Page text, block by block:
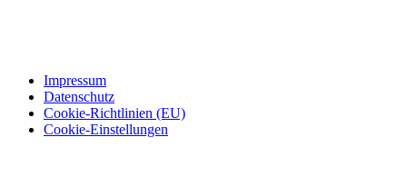
Impressum
Datenschutz
Cookie-Richtlinien (EU)
Cookie-Einstellungen